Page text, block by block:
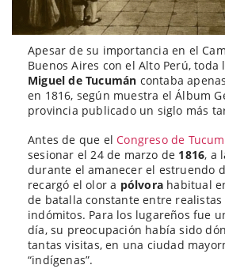
Apesar de su importancia en el
Buenos Aires con el Alto Perú, toda
Miguel de Tucumán contaba
en 1816, según muestra el Álbum
provincia publicado un siglo más
Antes de que el Congreso de
sesionar el 24 de marzo de 1816, a
durante el amanecer el estruendo
recargó el olor a pólvora habitual
de batalla constante entre realistas
indómitos. Para los lugareños fue
día, su preocupación había sido
tantas visitas, en una ciudad
“indígenas”.